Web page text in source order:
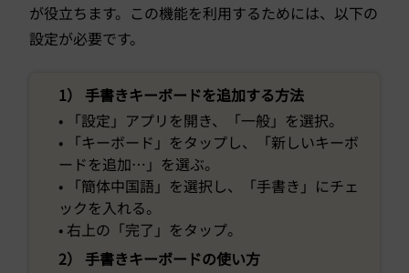
が役立ちます。この機能を利用するためには、以下の
設定が必要です。
1） 手書きキーボードを追加する方法
• 「設定」アプリを開き、「一般」を選択。
• 「キーボード」をタップし、「新しいキーボ
ードを追加…」を選ぶ。
• 「簡体中国語」を選択し、「手書き」にチェ
ックを入れる。
• 右上の「完了」をタップ。
2） 手書きキーボードの使い方